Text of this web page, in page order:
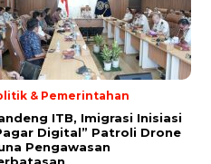
& Pemerintahan
ITB, Imigrasi Inisiasi
Digital” Patroli Drone
Pengawasan